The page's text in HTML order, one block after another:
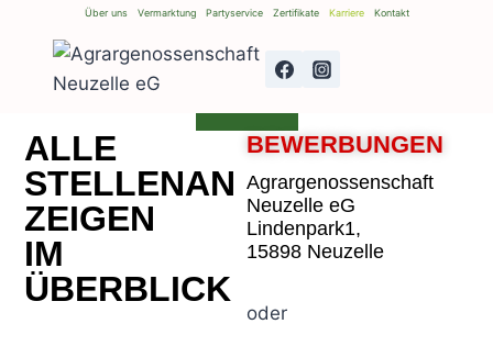
Über uns Vermarktung Partyservice Zertifikate Karriere Kontakt
ALLE
STELLENAN
ZEIGEN
IM
ÜBERBLICK
BEWERBUNGEN
Agrargenossenschaft
Neuzelle eG
Lindenpark1,
15898 Neuzelle
oder